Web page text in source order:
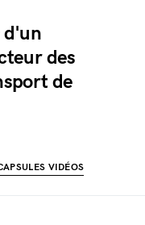
d'un
des
de
VIDÉOS